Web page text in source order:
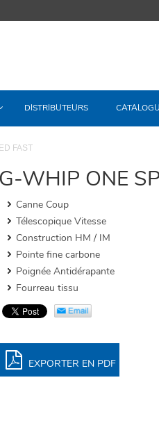
DISTRIBUTEURS
FAST
G-WHIP ONE
Canne Coup
Télescopique Vitesse
Construction HM / IM
Pointe fine carbone
Poignée Antidérapante
Fourreau tissu
EXPORTER EN PDF